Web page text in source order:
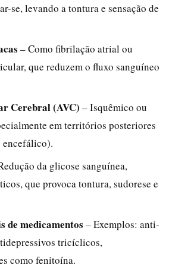
se, levando a tontura e sensação de
– Como fibrilação atrial ou
que reduzem o fluxo sanguíneo
Cerebral (AVC) – Isquêmico ou
em territórios posteriores
da glicose sanguínea,
que provoca tontura, sudorese e
de medicamentos – Exemplos: anti-
tricíclicos,
como fenitoína.